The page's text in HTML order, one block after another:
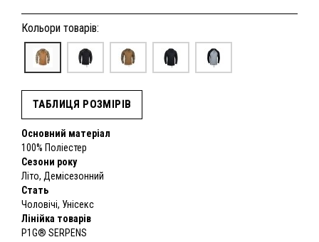
Кольори товарів:
ТАБЛИЦЯ РОЗМІРІВ
Основний матеріал
100% Поліестер
Сезони року
Літо, Демісезонний
Стать
Чоловічі, Унісекс
Лінійка товарів
P1G® SERPENS